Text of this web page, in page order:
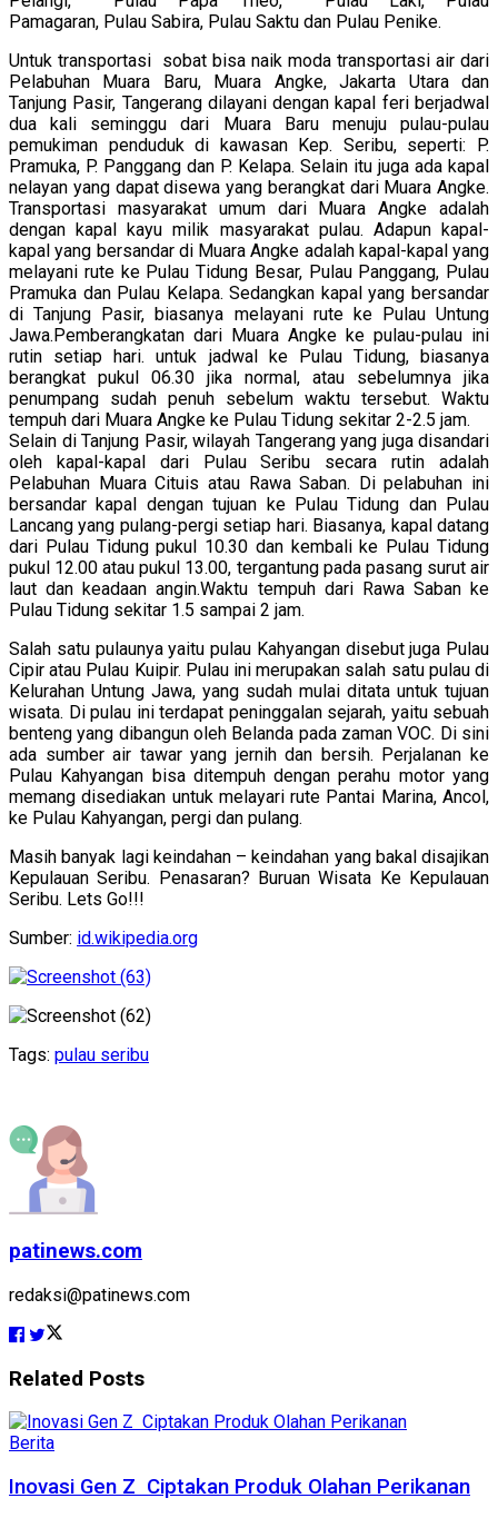
Pamagaran, Pulau Sabira, Pulau Saktu dan Pulau Penike.
Untuk transportasi sobat bisa naik moda transportasi air dari
Pelabuhan Muara Baru, Muara Angke, Jakarta Utara dan
Tanjung Pasir, Tangerang dilayani dengan kapal feri berjadwal
dua kali seminggu dari Muara Baru menuju pulau-pulau
pemukiman penduduk di kawasan Kep. Seribu, seperti: P.
Pramuka, P. Panggang dan P. Kelapa. Selain itu juga ada kapal
nelayan yang dapat disewa yang berangkat dari Muara Angke.
Transportasi masyarakat umum dari Muara Angke adalah
dengan kapal kayu milik masyarakat pulau. Adapun kapal-
kapal yang bersandar di Muara Angke adalah kapal-kapal yang
melayani rute ke Pulau Tidung Besar, Pulau Panggang, Pulau
Pramuka dan Pulau Kelapa. Sedangkan kapal yang bersandar
di Tanjung Pasir, biasanya melayani rute ke Pulau Untung
Jawa.Pemberangkatan dari Muara Angke ke pulau-pulau ini
rutin setiap hari. untuk jadwal ke Pulau Tidung, biasanya
berangkat pukul 06.30 jika normal, atau sebelumnya jika
penumpang sudah penuh sebelum waktu tersebut. Waktu
tempuh dari Muara Angke ke Pulau Tidung sekitar 2-2.5 jam.
Selain di Tanjung Pasir, wilayah Tangerang yang juga disandari
oleh kapal-kapal dari Pulau Seribu secara rutin adalah
Pelabuhan Muara Cituis atau Rawa Saban. Di pelabuhan ini
bersandar kapal dengan tujuan ke Pulau Tidung dan Pulau
Lancang yang pulang-pergi setiap hari. Biasanya, kapal datang
dari Pulau Tidung pukul 10.30 dan kembali ke Pulau Tidung
pukul 12.00 atau pukul 13.00, tergantung pada pasang surut air
laut dan keadaan angin.Waktu tempuh dari Rawa Saban ke
Pulau Tidung sekitar 1.5 sampai 2 jam.
Salah satu pulaunya yaitu pulau Kahyangan disebut juga Pulau
Cipir atau Pulau Kuipir. Pulau ini merupakan salah satu pulau di
Kelurahan Untung Jawa, yang sudah mulai ditata untuk tujuan
wisata. Di pulau ini terdapat peninggalan sejarah, yaitu sebuah
benteng yang dibangun oleh Belanda pada zaman VOC. Di sini
ada sumber air tawar yang jernih dan bersih. Perjalanan ke
Pulau Kahyangan bisa ditempuh dengan perahu motor yang
memang disediakan untuk melayari rute Pantai Marina, Ancol,
ke Pulau Kahyangan, pergi dan pulang.
Masih banyak lagi keindahan – keindahan yang bakal disajikan
Kepulauan Seribu. Penasaran? Buruan Wisata Ke Kepulauan
Seribu. Lets Go!!!
Sumber: id.wikipedia.org
Tags: pulau seribu
patinews.com
redaksi@patinews.com
Related Posts
Berita
Inovasi Gen Z Ciptakan Produk Olahan Perikanan